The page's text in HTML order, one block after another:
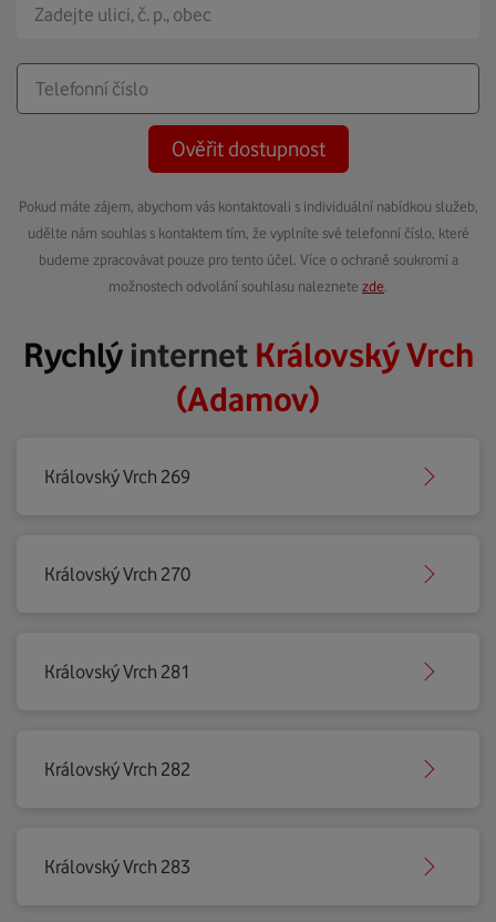
Ověřit dostupnost
Pokud máte zájem, abychom vás kontaktovali s individuální nabídkou služeb,
udělte nám souhlas s kontaktem tím, že vyplníte své telefonní číslo, které
budeme zpracovávat pouze pro tento účel. Více o ochraně soukromí a
možnostech odvolání souhlasu naleznete zde
Rychlýinternet Královský Vrch
(Adamov)
Královský Vrch 269
Královský Vrch 270
Královský Vrch 281
Královský Vrch 282
Královský Vrch 283